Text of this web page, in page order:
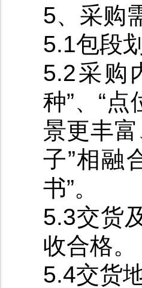
5、采购
5.1包段
5.2采购
种”、“点
景更丰
子”相融
书”。
5.3交货
收合格。
5.4交货